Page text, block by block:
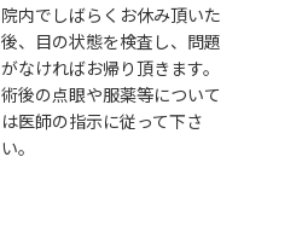
院内でしばらくお休み頂いた
後、目の状態を検査し、問題
がなければお帰り頂きます。
術後の点眼や服薬等について
は医師の指示に従って下さ
い。